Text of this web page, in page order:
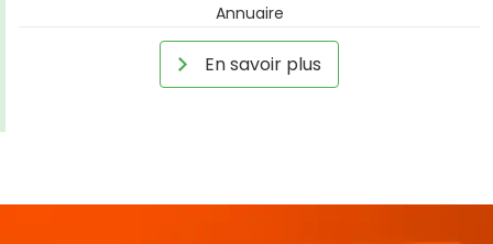
Annuaire
En savoir plus